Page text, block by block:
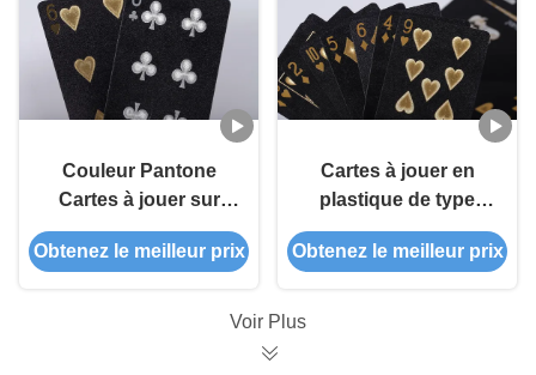
Couleur Pantone
Cartes à jouer sur
mesure
Obtenez le meilleur prix
Cartes à jouer en
plastique de type
ODM
Obtenez le meilleur prix
Voir Plus